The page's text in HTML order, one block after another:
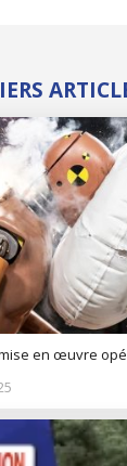
mise en œuvre